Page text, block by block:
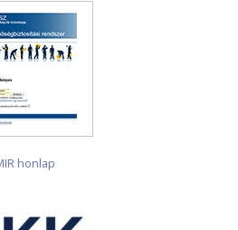
honlap